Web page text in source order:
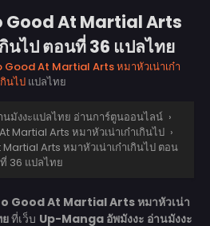
Good At Martial Arts
นไป ตอนที่ 36 แปลไทย
Good At Martial Arts หมาหัวเน่าเก๋า
กินไปแปลไทย
มังงะแปลไทย อ่านการ์ตูนออนไลน์ ›
Martial Arts หมาหัวเน่าเก๋าเกินไป ›
Arts หมาหัวเน่าเก๋าเกินไป ตอน
ที่ 36 แปลไทย
Good At Martial Arts หมาหัวเน่า
ที่เว็บ Up-Manga อัพมังงะ อ่านมังงะ